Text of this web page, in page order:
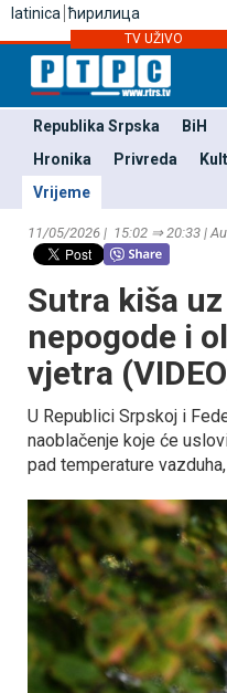
latinica ћирилица
TV UŽIVO
Republika Srpska BiH
Hronika
Privreda
Vrijeme
11/05/2026 | 15:02 ⇒ 20:33 |
Sutra kiša
nepogode i
vjetra
U Republici Srpskoj i
naoblačenje koje će
pad temperature